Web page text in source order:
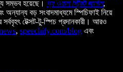
সম্ভব হয়েছে। দ্য ওয়াল স্ট্রিট জার্নাল,
অন্যান্য বড় সংবাদমাধ্যমে স্পিচিফাই নিয়ে
টেক্সট-টু-স্পিচ প্রদানকারী। আরও
, speechify.com/blog এবং